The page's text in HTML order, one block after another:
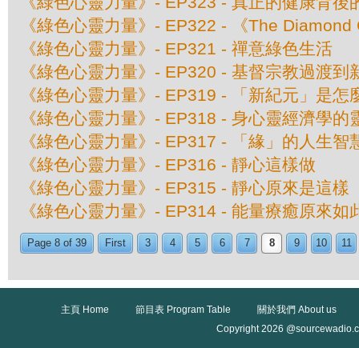
《綠色心靈力量》- EP322 - 《The
《綠色心靈力量》- EP321 - 禪意綠色生活
《綠色心靈力量》- EP320 - 基督宗教過渡到
《綠色心靈力量》- EP319 - 「新紀元」是怎
《綠色心靈力量》- EP318 - 身心靈經濟學的
《綠色心靈力量》- EP317 - 「緣」的人生智
《綠色心靈力量》- EP316 - 靜心這樣做
《綠色心靈力量》- EP315 - 靜心原來是這樣
《綠色心靈力量》- EP314 - 能量療癒原來如
Page 8 of 39 First 3 4 5 6 7 8 9 10 11
主頁 Home 節目表 Program Table
關於我們 About us
Copyright 2026